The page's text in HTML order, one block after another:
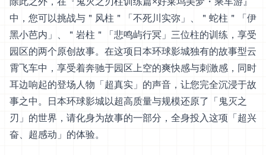
中，您可以挑战与＂风柱＂「不死川实弥」、＂蛇柱＂「伊
黑小芭内」、＂岩柱＂「悲鸣屿行冥」三位柱的训练，享受
园区的两个原创故事。在这项日本环球影城独有的故事型云
霄飞车中，享受着奔驰于园区上空的爽快感与刺激感，同时
耳边响起的登场人物「超真实」的声音，让您完全沉浸于故
事之中。日本环球影城以超高质量与规模还原了「鬼灭之
刃」的世界，请化身为故事的一部分，全身投入这项「超兴
奋、超感动」的体验。